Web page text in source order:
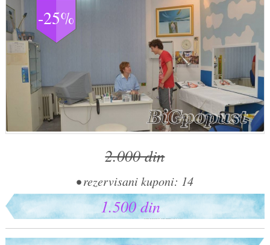
-25%
2.000 din
• rezervisani kuponi: 14
1.500 din